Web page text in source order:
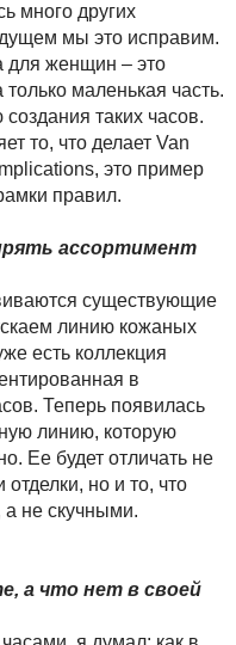
много других
мы это исправим.
для женщин – это
маленькая часть.
таких часов.
то, что делает Van
это пример
правил.
ассортимент
существующие
линию кожаных
есть коллекция
в
Теперь появилась
линию, которую
Ее будет отличать не
отделки, но и то, что
а не скучными.
а что нет в своей